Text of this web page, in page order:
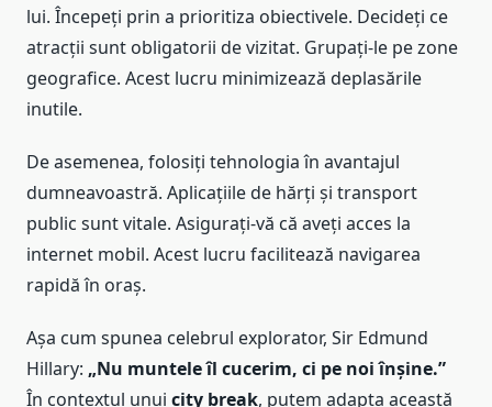
lui. Începeți prin a prioritiza obiectivele. Decideți ce
atracții sunt obligatorii de vizitat. Grupați-le pe zone
geografice. Acest lucru minimizează deplasările
inutile.
De asemenea, folosiți tehnologia în avantajul
dumneavoastră. Aplicațiile de hărți și transport
public sunt vitale. Asigurați-vă că aveți acces la
internet mobil. Acest lucru facilitează navigarea
rapidă în oraș.
Așa cum spunea celebrul explorator, Sir Edmund
Hillary: „Nu muntele îl cucerim, ci pe noi înșine.”
În contextul unui city break, putem adapta această